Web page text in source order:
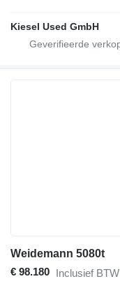
Kiesel Used GmbH
Weidemann 5080t
€ 98.180 Inclusief BTW